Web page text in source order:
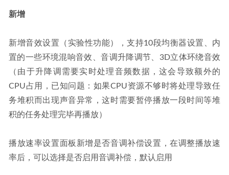
新增
新增音效设置（实验性功能），支持10段均衡器设置、内
置的一些环境混响音效、音调升降调节、3D立体环绕音效
（由于升降调需要实时处理音频数据，这会导致额外的
CPU占用，已知问题：如果CPU资源不够时将处理导致任
务堆积而出现声音异常，这时需要暂停播放一段时间等堆
积的任务处理完毕再播放）
播放速率设置面板新增是否音调补偿设置，在调整播放速
率后，可以选择是否启用音调补偿，默认启用